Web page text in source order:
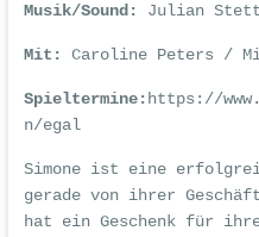
Musik/Sound: Julian
Mit: Caroline Peters /
Spieltermine: https://
n/egal
Simone ist eine
gerade von ihrer
hat ein Geschenk für